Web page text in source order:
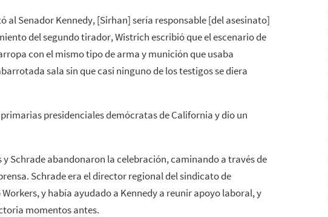
al Senador Kennedy, [Sirhan] sería responsable [del asesinato]
del segundo tirador, Wistrich escribió que el escenario de
con el mismo tipo de arma y munición que usaba
sala sin que casi ninguno de los testigos se diera
presidenciales demócratas de California y dio un
y Schrade abandonaron la celebración, caminando a través de
Schrade era el director regional del sindicato de
y había ayudado a Kennedy a reunir apoyo laboral, y
momentos antes.